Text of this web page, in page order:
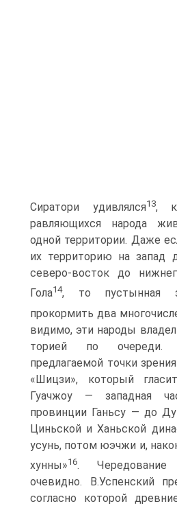
Сиратори удивлялся13,
равляющихся народа
одной территории. Даже
их территорию на запад
северо-восток до
Гола14, то пустынная
прокормить два
видимо, эти народы
торией по очереди.
предлагаемой точки
«Шицзи», который
Гуачжоу — западная
провинции Ганьсу — до
Циньской и Ханьской
усунь, потом юэчжи и,
хунны»16. Чередование
очевидно. В.Успенский
согласно которой